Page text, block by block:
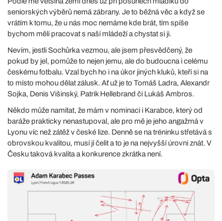
seniorských výběrů nemá zábrany. Je to běžná věc a když se
vrátím k tomu, že u nás moc nemáme kde brát, tím spíše
bychom měli pracovat s naší mládeží a chystat si ji.
Nevím, jestli Sochůrka vezmou, ale jsem přesvědčený, že
pokud by jel, pomůže to nejen jemu, ale do budoucna i celému
českému fotbalu. Vzal bych ho i na úkor jiných kluků, kteří si na
to místo mohou dělat zálusk. Ať už je to Tomáš Ladra, Alexandr
Sojka, Denis Višinský, Patrik Hellebrand či Lukáš Ambros.
Někdo může namítat, že mám v nominaci i Karabce, který od
baráže prakticky nenastupoval, ale pro mě je jeho angažmá v
Lyonu víc než zátěž v české lize. Denně se na tréninku střetává s
obrovskou kvalitou, musí jí čelit a to je na nejvyšší úrovni znát. V
Česku taková kvalita a konkurence zkrátka není.